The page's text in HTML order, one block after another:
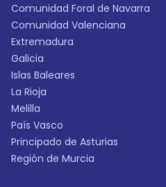
Comunidad Foral de Navarra
Comunidad Valenciana
Extremadura
Galicia
Islas Baleares
La Rioja
Melilla
País Vasco
Principado de Asturias
Región de Murcia